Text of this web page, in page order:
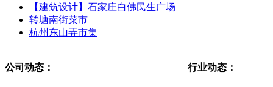
【建筑设计】石家庄白佛民生广场
转塘南街菜市
杭州东山弄市集
公司动态： 行业动态：